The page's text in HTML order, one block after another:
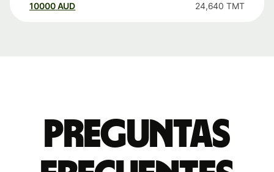
10000 AUD 24,640 TMT
Preguntas